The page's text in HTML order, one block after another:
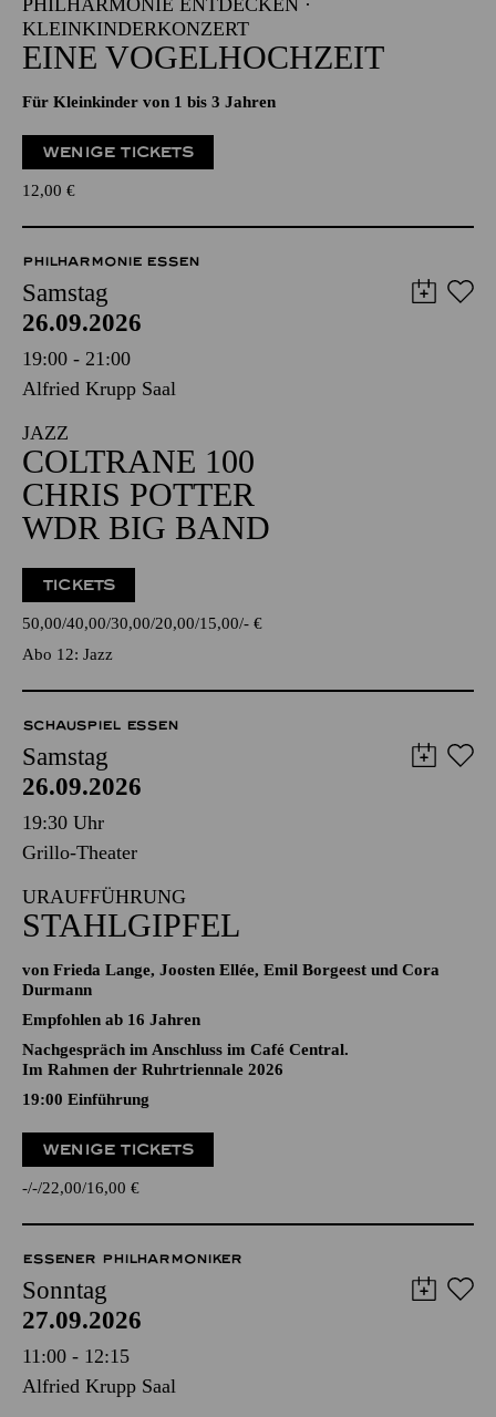
PHILHARMONIE ENTDECKEN ·
KLEINKINDERKONZERT
EINE VOGELHOCHZEIT
Für Kleinkinder von 1 bis 3 Jahren
WENIGE TICKETS
12,00 €
PHILHARMONIE ESSEN
Samstag
26.09.2026
19:00 - 21:00
Alfried Krupp Saal
JAZZ
COLTRANE 100
CHRIS POTTER
WDR BIG BAND
TICKETS
50,00 40,00 30,00 20,00 15,00 - €
Abo 12: Jazz
SCHAUSPIEL ESSEN
Samstag
26.09.2026
19:30 Uhr
Grillo-Theater
URAUFFÜHRUNG
STAHLGIPFEL
von Frieda Lange, Joosten Ellée, Emil Borgeest und Cora
Durmann
Empfohlen ab 16 Jahren
Nachgespräch im Anschluss im Café Central.
Im Rahmen der Ruhrtriennale 2026
19:00 Einführung
WENIGE TICKETS
- - 22,00 16,00 €
ESSENER PHILHARMONIKER
Sonntag
27.09.2026
11:00 - 12:15
Alfried Krupp Saal